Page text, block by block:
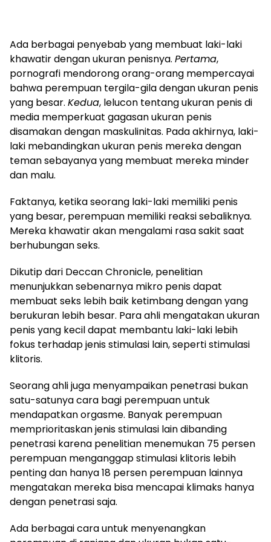
Ada berbagai penyebab yang membuat laki-laki
khawatir dengan ukuran penisnya. Pertama,
pornografi mendorong orang-orang mempercayai
bahwa perempuan tergila-gila dengan ukuran penis
yang besar. Kedua, lelucon tentang ukuran penis di
media memperkuat gagasan ukuran penis
disamakan dengan maskulinitas. Pada akhirnya, laki-
laki mebandingkan ukuran penis mereka dengan
teman sebayanya yang membuat mereka minder
dan malu.
Faktanya, ketika seorang laki-laki memiliki penis
yang besar, perempuan memiliki reaksi sebaliknya.
Mereka khawatir akan mengalami rasa sakit saat
berhubungan seks.
Dikutip dari Deccan Chronicle, penelitian
menunjukkan sebenarnya mikro penis dapat
membuat seks lebih baik ketimbang dengan yang
berukuran lebih besar. Para ahli mengatakan ukuran
penis yang kecil dapat membantu laki-laki lebih
fokus terhadap jenis stimulasi lain, seperti stimulasi
klitoris.
Seorang ahli juga menyampaikan penetrasi bukan
satu-satunya cara bagi perempuan untuk
mendapatkan orgasme. Banyak perempuan
memprioritaskan jenis stimulasi lain dibanding
penetrasi karena penelitian menemukan 75 persen
perempuan menganggap stimulasi klitoris lebih
penting dan hanya 18 persen perempuan lainnya
mengatakan mereka bisa mencapai klimaks hanya
dengan penetrasi saja.
Ada berbagai cara untuk menyenangkan